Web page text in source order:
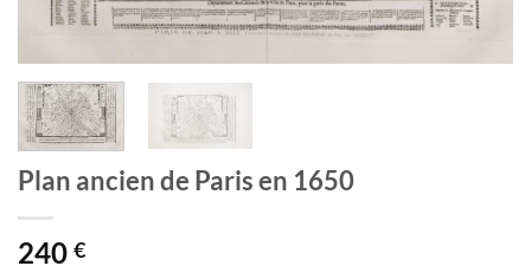
Plan ancien de Paris en 1650
240 €